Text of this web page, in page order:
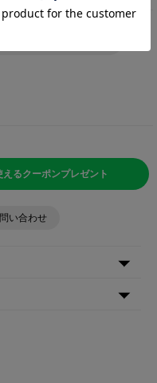
るクーポンプレゼント
い合わせ